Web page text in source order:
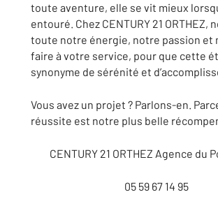
toute aventure, elle se vit mieux
entouré. Chez CENTURY 21 ORTHEZ,
toute notre énergie, notre passion et
faire à votre service, pour que cette
synonyme de sérénité et
Vous avez un projet ? Parlons-en.
réussite est notre plus belle
CENTURY 21 ORTHEZ Agence du
05 59 67 14 95